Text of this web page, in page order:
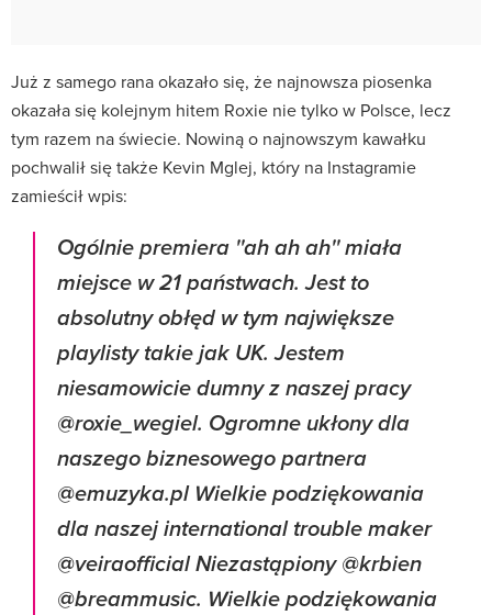
Już z samego rana okazało się, że najnowsza piosenka
okazała się kolejnym hitem Roxie nie tylko w Polsce, lecz
tym razem na świecie. Nowiną o najnowszym kawałku
pochwalił się także Kevin Mglej, który na Instagramie
zamieścił wpis:
Ogólnie premiera ''ah ah ah'' miała
miejsce w 21 państwach. Jest to
absolutny obłęd w tym największe
playlisty takie jak UK. Jestem
niesamowicie dumny z naszej pracy
@roxie_wegiel. Ogromne ukłony dla
naszego biznesowego partnera
@emuzyka.pl Wielkie podziękowania
dla naszej international trouble maker
@veiraofficial Niezastąpiony @krbien
@breammusic. Wielkie podziękowania